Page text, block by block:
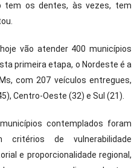
tem os dentes, às vezes, tem
vão atender 400 municípios
primeira etapa, o Nordeste é a
com 207 veículos entregues,
Centro-Oeste (32) e Sul (21).
contemplados foram
de vulnerabilidade
e proporcionalidade regional,